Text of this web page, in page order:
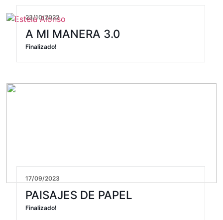
23/10/2022
A MI MANERA 3.0
Finalizado!
17/09/2023
PAISAJES DE PAPEL
Finalizado!